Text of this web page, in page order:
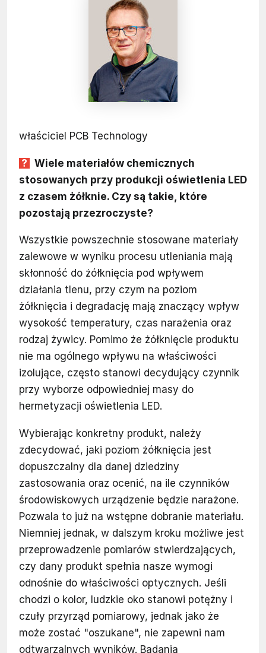
właściciel PCB Technology
Wiele materiałów chemicznych
stosowanych przy produkcji oświetlenia LED
z czasem żółknie. Czy są takie, które
pozostają przezroczyste?
Wszystkie powszechnie stosowane materiały
zalewowe w wyniku procesu utleniania mają
skłonność do żółknięcia pod wpływem
działania tlenu, przy czym na poziom
żółknięcia i degradację mają znaczący wpływ
wysokość temperatury, czas narażenia oraz
rodzaj żywicy. Pomimo że żółknięcie produktu
nie ma ogólnego wpływu na właściwości
izolujące, często stanowi decydujący czynnik
przy wyborze odpowiedniej masy do
hermetyzacji oświetlenia LED.
Wybierając konkretny produkt, należy
zdecydować, jaki poziom żółknięcia jest
dopuszczalny dla danej dziedziny
zastosowania oraz ocenić, na ile czynników
środowiskowych urządzenie będzie narażone.
Pozwala to już na wstępne dobranie materiału.
Niemniej jednak, w dalszym kroku możliwe jest
przeprowadzenie pomiarów stwierdzających,
czy dany produkt spełnia nasze wymogi
odnośnie do właściwości optycznych. Jeśli
chodzi o kolor, ludzkie oko stanowi potężny i
czuły przyrząd pomiarowy, jednak jako że
może zostać "oszukane", nie zapewni nam
odtwarzalnych wyników. Badania